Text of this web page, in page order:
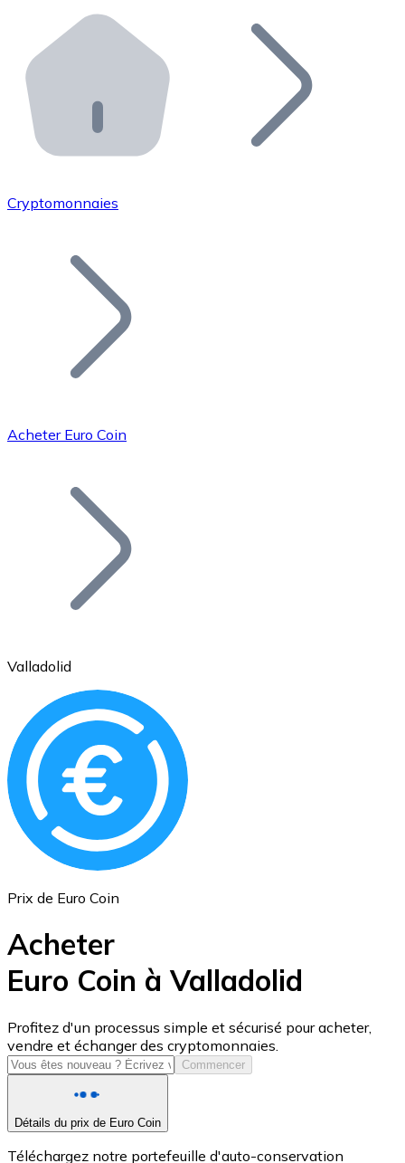
Distributeurs automatiques Bitnovo
Intégrez un ATM Bitnovo dans votre entreprise et
API Bitnovo
Intégrez notre API dans votre écosystème.
Rejoignez notre réseau de distributeurs et
Ajoutez le token de votre projet à notre service
Bitcoin
Ethereum
ETH
USD Coin
USDC
Cryptomonnaies
Acheter Euro Coin
Valladolid
Prix de Euro Coin
Acheter
Euro Coin à Valladolid
Profitez d'un processus simple et sécurisé pour acheter,
vendre et échanger des cryptomonnaies.
Commencer
Détails du prix de Euro Coin
Téléchargez notre portefeuille d'auto-conservation